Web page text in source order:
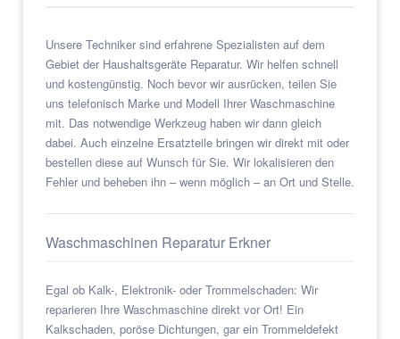
Unsere Techniker sind erfahrene Spezialisten auf dem
Gebiet der Haushaltsgeräte Reparatur. Wir helfen schnell
und kostengünstig. Noch bevor wir ausrücken, teilen Sie
uns telefonisch Marke und Modell Ihrer Waschmaschine
mit. Das notwendige Werkzeug haben wir dann gleich
dabei. Auch einzelne Ersatzteile bringen wir direkt mit oder
bestellen diese auf Wunsch für Sie. Wir lokalisieren den
Fehler und beheben ihn – wenn möglich – an Ort und Stelle.
Waschmaschinen Reparatur Erkner
Egal ob Kalk-, Elektronik- oder Trommelschaden: Wir
reparieren Ihre Waschmaschine direkt vor Ort! Ein
Kalkschaden, poröse Dichtungen, gar ein Trommeldefekt